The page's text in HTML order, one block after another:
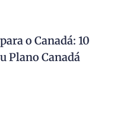
o Canadá: 10
Plano Canadá